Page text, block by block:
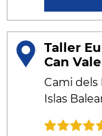
Taller
Can
Cami dels
Islas